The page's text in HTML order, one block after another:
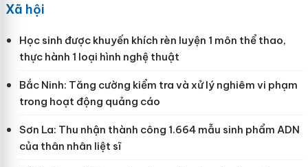
Xã hội
Học sinh được khuyến khích rèn luyện 1 môn thể thao,
thực hành 1 loại hình nghệ thuật
Bắc Ninh: Tăng cường kiểm tra và xử lý nghiêm vi phạm
trong hoạt động quảng cáo
Sơn La: Thu nhận thành công 1.664 mẫu sinh phẩm ADN
của thân nhân liệt sĩ